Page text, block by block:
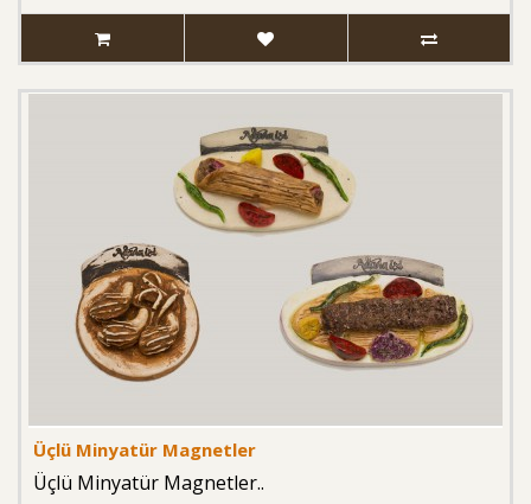
Üçlü Minyatür Magnetler
Üçlü Minyatür Magnetler..